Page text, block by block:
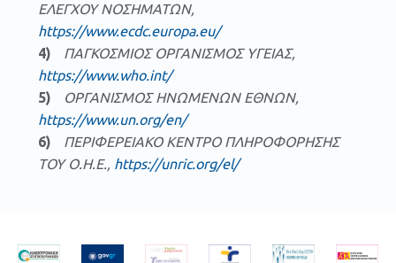
ΕΛΕΓΧΟΥ ΝΟΣΗΜΑΤΩΝ,
https://www.ecdc.europa.eu/
ΠΑΓΚΟΣΜΙΟΣ ΟΡΓΑΝΙΣΜΟΣ ΥΓΕΙΑΣ,
https://www.who.int/
ΟΡΓΑΝΙΣΜΟΣ ΗΝΩΜΕΝΩΝ ΕΘΝΩΝ,
https://www.un.org/en/
ΠΕΡΙΦΕΡΕΙΑΚΟ ΚΕΝΤΡΟ ΠΛΗΡΟΦΟΡΗΣΗΣ
ΤΟΥ Ο.Η.Ε., https://unric.org/el/